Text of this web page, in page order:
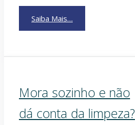
Saiba Mais…
Mora sozinho e não
dá conta da limpeza?